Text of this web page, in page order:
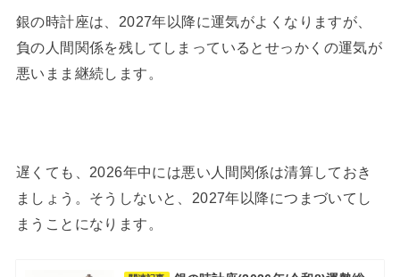
銀の時計座は、2027年以降に運気がよくなりますが、
負の人間関係を残してしまっているとせっかくの運気が
悪いまま継続します。
遅くても、2026年中には悪い人間関係は清算しておき
ましょう。そうしないと、2027年以降につまづいてし
まうことになります。